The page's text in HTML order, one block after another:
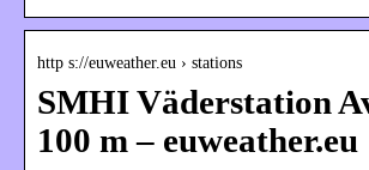
http s://euweather.eu › stations
SMHI Väderstation
100 m – euweather.eu